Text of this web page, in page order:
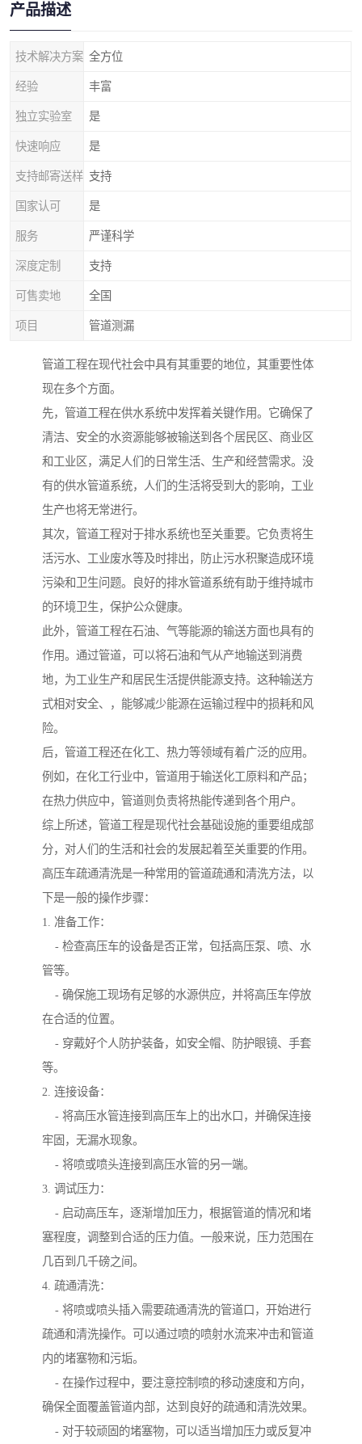
产品描述
技术解决方案 全方位
经验 丰富
独立实验室 是
快速响应 是
支持邮寄送样 支持
国家认可 是
服务 严谨科学
深度定制 支持
可售卖地 全国
项目 管道测漏
管道工程在现代社会中具有其重要的地位，其重要性体
现在多个方面。
先，管道工程在供水系统中发挥着关键作用。它确保了
清洁、安全的水资源能够被输送到各个居民区、商业区
和工业区，满足人们的日常生活、生产和经营需求。没
有的供水管道系统，人们的生活将受到大的影响，工业
生产也将无常进行。
其次，管道工程对于排水系统也至关重要。它负责将生
活污水、工业废水等及时排出，防止污水积聚造成环境
污染和卫生问题。良好的排水管道系统有助于维持城市
的环境卫生，保护公众健康。
此外，管道工程在石油、气等能源的输送方面也具有的
作用。通过管道，可以将石油和气从产地输送到消费
地，为工业生产和居民生活提供能源支持。这种输送方
式相对安全、，能够减少能源在运输过程中的损耗和风
险。
后，管道工程还在化工、热力等领域有着广泛的应用。
例如，在化工行业中，管道用于输送化工原料和产品；
在热力供应中，管道则负责将热能传递到各个用户。
综上所述，管道工程是现代社会基础设施的重要组成部
分，对人们的生活和社会的发展起着至关重要的作用。
高压车疏通清洗是一种常用的管道疏通和清洗方法，以
下是一般的操作步骤：
1. 准备工作：
- 检查高压车的设备是否正常，包括高压泵、喷、水
管等。
- 确保施工现场有足够的水源供应，并将高压车停放
在合适的位置。
- 穿戴好个人防护装备，如安全帽、防护眼镜、手套
等。
2. 连接设备：
- 将高压水管连接到高压车上的出水口，并确保连接
牢固，无漏水现象。
- 将喷或喷头连接到高压水管的另一端。
3. 调试压力：
- 启动高压车，逐渐增加压力，根据管道的情况和堵
塞程度，调整到合适的压力值。一般来说，压力范围在
几百到几千磅之间。
4. 疏通清洗：
- 将喷或喷头插入需要疏通清洗的管道口，开始进行
疏通和清洗操作。可以通过喷的喷射水流来冲击和管道
内的堵塞物和污垢。
- 在操作过程中，要注意控制喷的移动速度和方向，
确保全面覆盖管道内部，达到良好的疏通和清洗效果。
- 对于较顽固的堵塞物，可以适当增加压力或反复冲